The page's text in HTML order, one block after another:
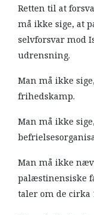
Retten til at
må ikke sige, at
selvforsvar mod
udrensning.
Man må ikke
frihedskamp.
Man må ikke
Man må ikke
palæstinensiske
taler om de cirka